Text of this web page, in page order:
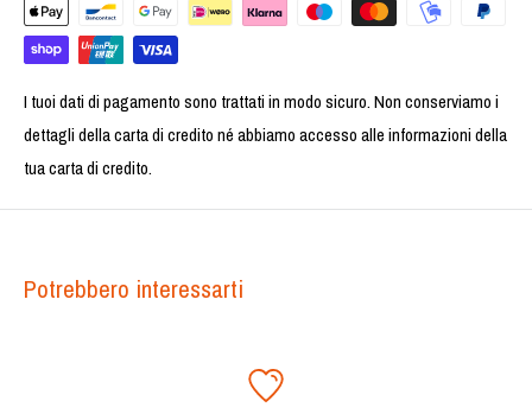
I tuoi dati di pagamento sono trattati in modo sicuro. Non conserviamo i
dettagli della carta di credito né abbiamo accesso alle informazioni della
tua carta di credito.
Potrebbero interessarti